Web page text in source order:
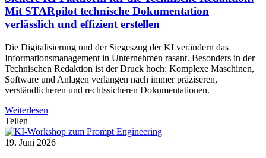
Mit STARpilot technische Dokumentation
verlässlich und effizient erstellen
Die Digitalisierung und der Siegeszug der KI verändern das
Informationsmanagement in Unternehmen rasant. Besonders in der
Technischen Redaktion ist der Druck hoch: Komplexe Maschinen,
Software und Anlagen verlangen nach immer präziseren,
verständlicheren und rechtssicheren Dokumentationen.
Weiterlesen
Teilen
19. Juni 2026